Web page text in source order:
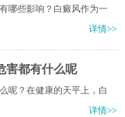
哪些影响？白癜风作为一
详情>>
害都有什么呢
呢？在健康的天平上，白
详情>>